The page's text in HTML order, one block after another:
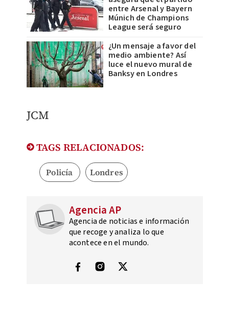
entre Arsenal y Bayern
Múnich de Champions
League será seguro
¿Un mensaje a favor del
medio ambiente? Así
luce el nuevo mural de
Banksy en Londres
JCM
TAGS RELACIONADOS:
Policía Londres
Agencia AP
Agencia de noticias e información
que recoge y analiza lo que
acontece en el mundo.